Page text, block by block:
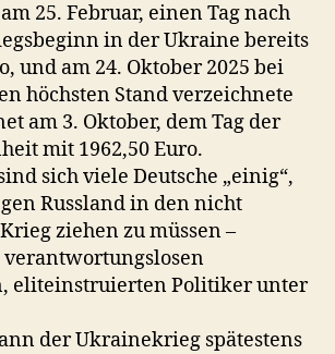
25. Februar, einen Tag nach
in der Ukraine bereits
und am 24. Oktober 2025 bei
höchsten Stand verzeichnete
am 3. Oktober, dem Tag der
mit 1962,50 Euro.
sich viele Deutsche „einig“,
Russland in den nicht
ziehen zu müssen –
eliteinstruierten Politiker unter
der Ukrainekrieg spätestens